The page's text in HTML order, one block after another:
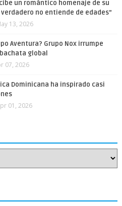
un romántico homenaje de su
verdadero no entiende de edades”
13, 2026
Aventura? Grupo Nox irrumpe
global
07, 2026
Dominicana ha inspirado casi
01, 2026